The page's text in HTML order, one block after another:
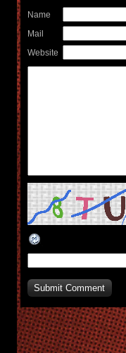
Name
Mail
Website